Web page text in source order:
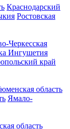
Краснодарский
Ростовская
Черкесская
Ингушетия
край
область
Ямало-
область